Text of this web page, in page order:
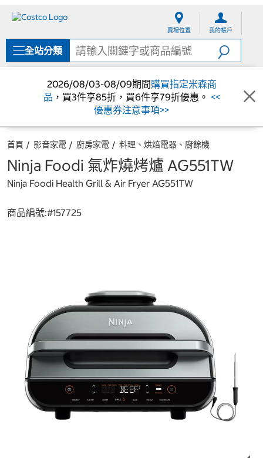
單
賣場位置 我的帳戶
全站分類
2026/08/03-08/09期間購買指定米森商
品 ，買3件享85折，買6件享79折優惠。 <<
優惠券注意事項>>
首頁 影音家電 廚房家電 料理、烘焙電器、廚餘機
Ninja Foodi 氣炸燒烤爐 AG551TW
Ninja Foodi Health Grill & Air Fryer AG551TW
商品編號:#157725